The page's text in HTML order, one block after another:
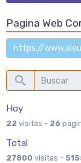
Pagina Web
https://
Hoy
22 visitas - 26
Total
27800 visitas -